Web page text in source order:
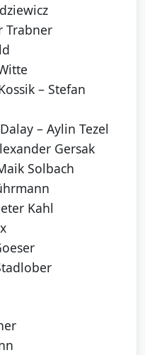
Trabner
– Stefan
– Aylin Tezel
Gersak
Solbach
Kahl